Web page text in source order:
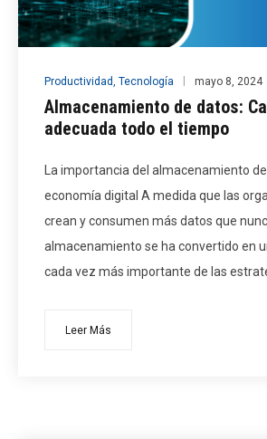
Productividad, Tecnología mayo 8, 2024
Almacenamiento de datos:
adecuada todo el tiempo
La importancia del almacenamiento
economía digital A medida que las
crean y consumen más datos que
almacenamiento se ha convertido en
cada vez más importante de las
Leer Más